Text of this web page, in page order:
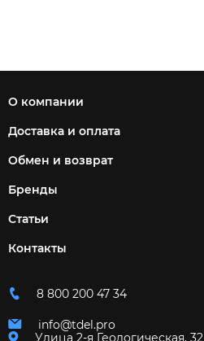
О компании
Доставка и оплата
Обмен и возврат
Бренды
Статьи
Контакты
8 800 200 47 34
info@tdel.pro
Улица 2-я Геологическая, 32